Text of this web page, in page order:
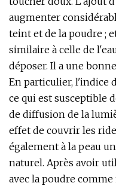
augmenter
teint et de la poudre ;
similaire à celle de
déposer. Il a une
En particulier, l'indice
ce qui est susceptible
de diffusion de la
effet de couvrir les
également à la peau
naturel. Après avoir
avec la poudre